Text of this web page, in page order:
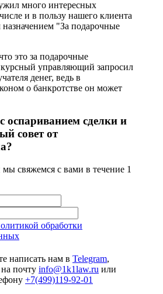
много интересных
и в пользу нашего клиента
"За подарочные
это за подарочные
управляющий запросил
денег, ведь в
о банкротстве он может
оспариванием сделки и
совет от
мы свяжемся с вами в течение 1
обработки
написать нам в Telegram,
на почту info@1k1law.ru или
+7(499)119-92-01